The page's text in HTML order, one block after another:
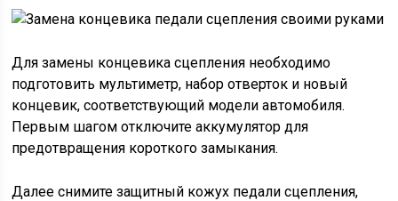
Для замены концевика сцепления необходимо
подготовить мультиметр, набор отверток и новый
концевик, соответствующий модели автомобиля.
Первым шагом отключите аккумулятор для
предотвращения короткого замыкания.
Далее снимите защитный кожух педали сцепления,